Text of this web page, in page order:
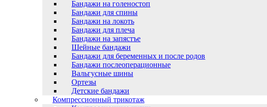
Бандажи на голеностоп
Бандажи для спины
Бандажи на локоть
Бандажи для плеча
Бандажи на запястъе
Шейные бандажи
Бандажи для беременных и после родов
Бандажи послеоперационные
Вальгусные шины
Ортезы
Детские бандажи
Компрессионный трикотаж